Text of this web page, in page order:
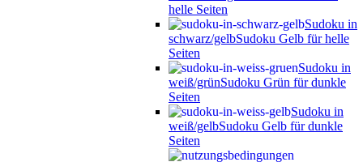
helle Seiten
Sudoku in
schwarz/gelbSudoku Gelb für helle
Seiten
Sudoku in
weiß/grünSudoku Grün für dunkle
Seiten
Sudoku in
weiß/gelbSudoku Gelb für dunkle
Seiten